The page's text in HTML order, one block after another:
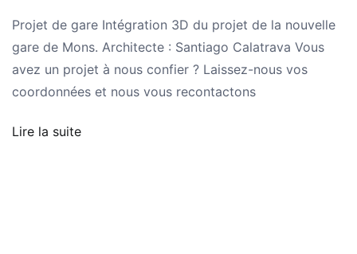
Projet de gare Intégration 3D du projet de la nouvelle
gare de Mons. Architecte : Santiago Calatrava Vous
avez un projet à nous confier ? Laissez-nous vos
coordonnées et nous vous recontactons
Lire la suite